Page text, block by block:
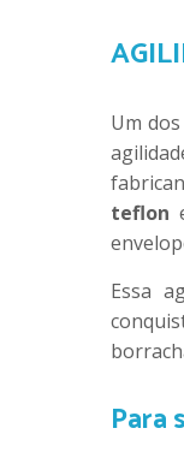
Um
teflon
Essa
Para